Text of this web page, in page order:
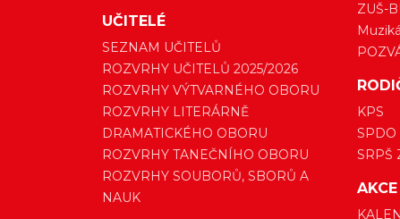
UČITELÉ
SEZNAM UČITELŮ
ROZVRHY UČITELŮ 2025/2026
ROZVRHY VÝTVARNÉHO OBORU
ROZVRHY LITERÁRNĚ
DRAMATICKÉHO OBORU
ROZVRHY TANEČNÍHO OBORU
ROZVRHY SOUBORŮ, SBORŮ A
NAUK
ZUŠ-
KPS
SPDO
SRPŠ